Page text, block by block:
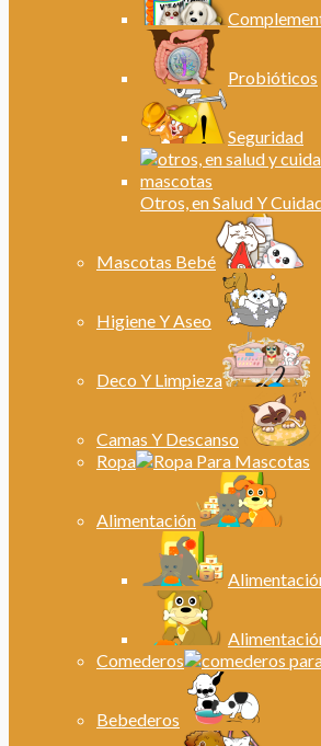
Probióticos
Seguridad
Otros, en Salud Y
Mascotas Bebé
Higiene Y Aseo
Deco Y Limpieza
Camas Y Descanso
Ropa
Alimentación
Comederos
Bebederos